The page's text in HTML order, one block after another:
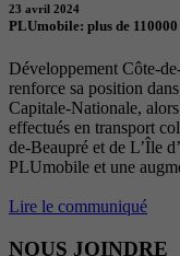
23 avril 2024
PLUmobile: plus de 110000
Développement Côte-
renforce sa position
Capitale-Nationale,
effectués en transport
de-Beaupré et de L’Île
PLUmobile et une
Lire le communiqué
NOUS JOINDRE